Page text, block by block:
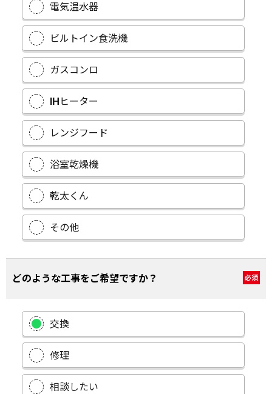
電気温水器
ビルトイン食洗機
ガスコンロ
IHヒーター
レンジフード
浴室乾燥機
乾太くん
その他
どのような工事をご希望ですか？ 必須
交換
修理
相談したい